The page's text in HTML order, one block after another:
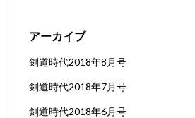
アーカイブ
剣道時代2018年8月号
剣道時代2018年7月号
剣道時代2018年6月号